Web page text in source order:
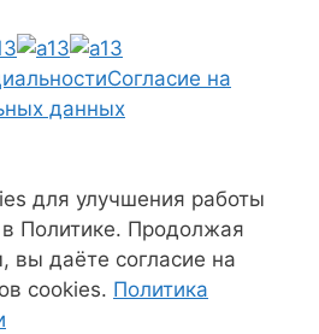
Согласие на
данных
для улучшения работы
Политике. Продолжая
вы даёте согласие на
cookies. Политика